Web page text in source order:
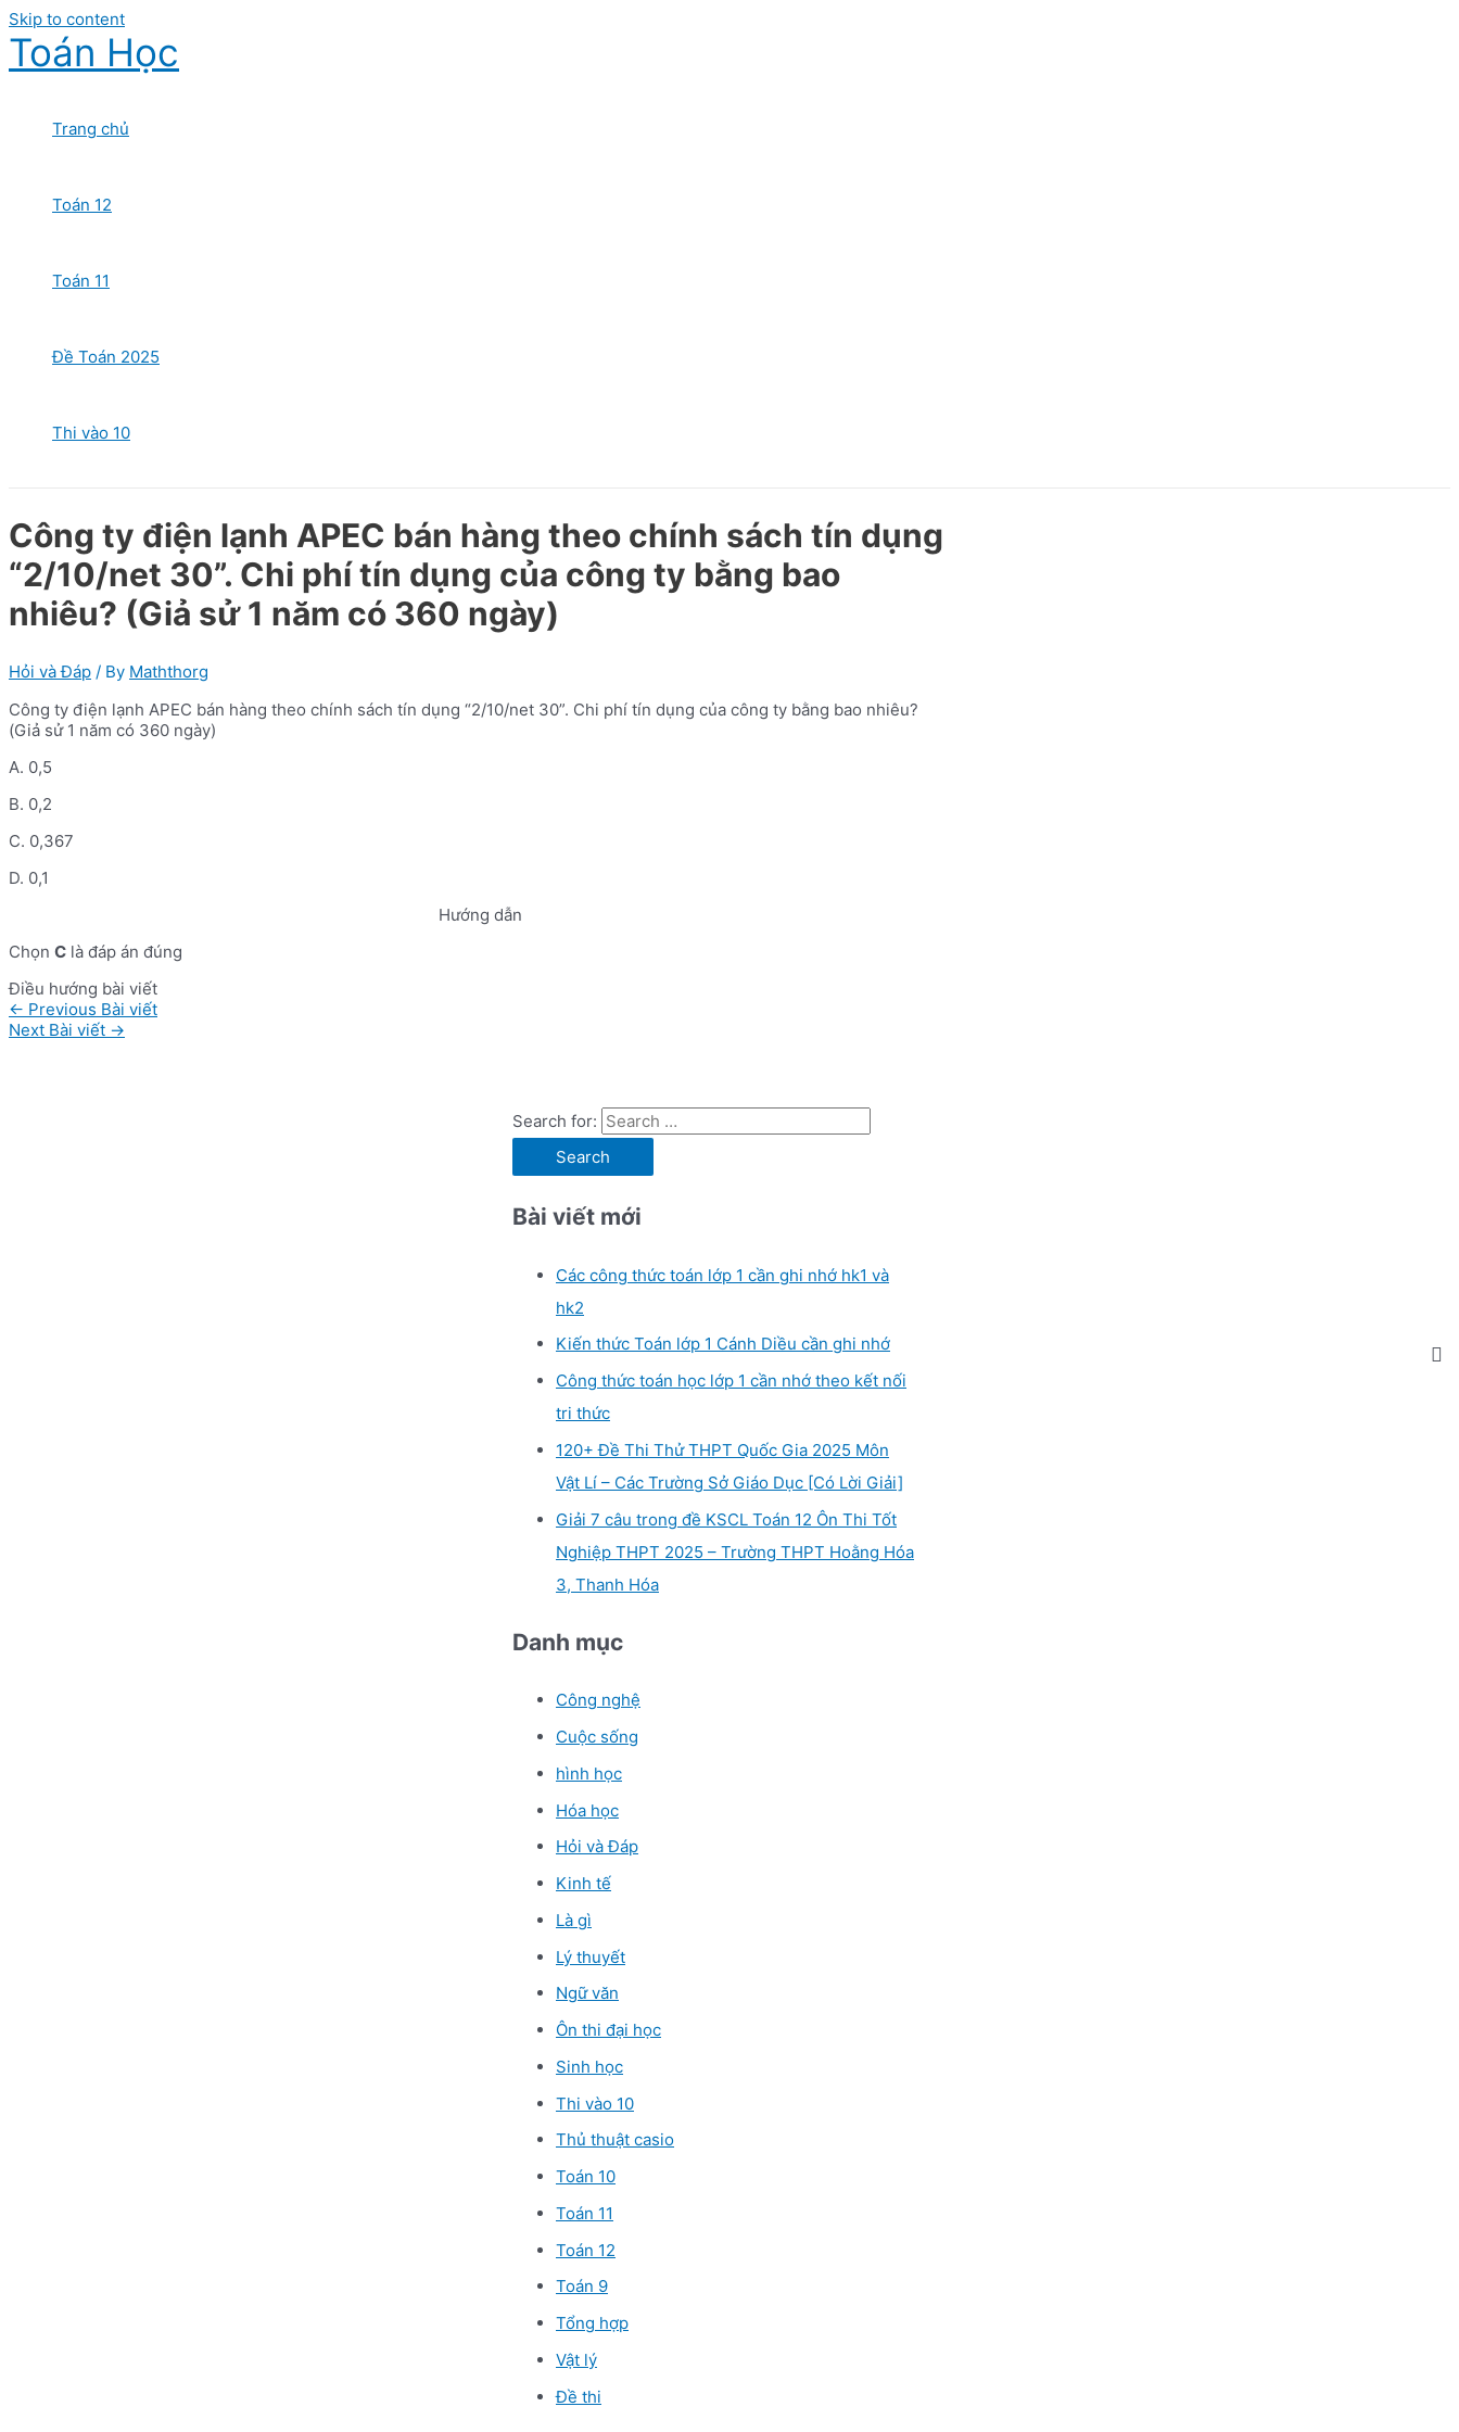
Skip to content
Toán Học
Trang chủ
Toán 12
Toán 11
Đề Toán 2025
Thi vào 10
Công ty điện lạnh APEC bán hàng theo chính sách tín dụng
“2/10/net 30”. Chi phí tín dụng của công ty bằng bao
nhiêu? (Giả sử 1 năm có 360 ngày)
Hỏi và Đáp / By Maththorg
Công ty điện lạnh APEC bán hàng theo chính sách tín dụng “2/10/net 30”. Chi phí tín dụng của công ty bằng bao nhiêu?
(Giả sử 1 năm có 360 ngày)
A. 0,5
B. 0,2
C. 0,367
D. 0,1
Hướng dẫn
Chọn C là đáp án đúng
Điều hướng bài viết
← Previous Bài viết
Next Bài viết →
Search for:
Bài viết mới
Các công thức toán lớp 1 cần ghi nhớ hk1 và
hk2
Kiến thức Toán lớp 1 Cánh Diều cần ghi nhớ
Công thức toán học lớp 1 cần nhớ theo kết nối
tri thức
120+ Đề Thi Thử THPT Quốc Gia 2025 Môn
Vật Lí – Các Trường Sở Giáo Dục [Có Lời Giải]
Giải 7 câu trong đề KSCL Toán 12 Ôn Thi Tốt
Nghiệp THPT 2025 – Trường THPT Hoằng Hóa
3, Thanh Hóa
Danh mục
Công nghệ
Cuộc sống
hình học
Hóa học
Hỏi và Đáp
Kinh tế
Là gì
Lý thuyết
Ngữ văn
Ôn thi đại học
Sinh học
Thi vào 10
Thủ thuật casio
Toán 10
Toán 11
Toán 12
Toán 9
Tổng hợp
Vật lý
Đề thi